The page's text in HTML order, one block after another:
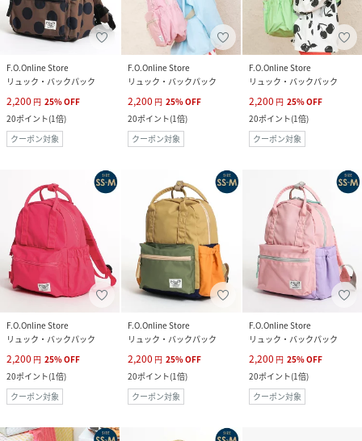
F.O.Online Store
リュック・バックパック
2,200 円 25%OFF
20ポイント(1倍)
クーポン対象
F.O.Online Store
リュック・バックパック
2,200 円 25%OFF
20ポイント(1倍)
クーポン対象
F.O.Online Store
リュック・バックパック
2,200 円 25%OFF
20ポイント(1倍)
クーポン対象
F.O.Online Store
リュック・バックパック
2,200 円 25%OFF
20ポイント(1倍)
クーポン対象
F.O.Online Store
リュック・バックパック
2,200 円 25%OFF
20ポイント(1倍)
クーポン対象
F.O.Online Store
リュック・バックパック
2,200 円 25%OFF
20ポイント(1倍)
クーポン対象